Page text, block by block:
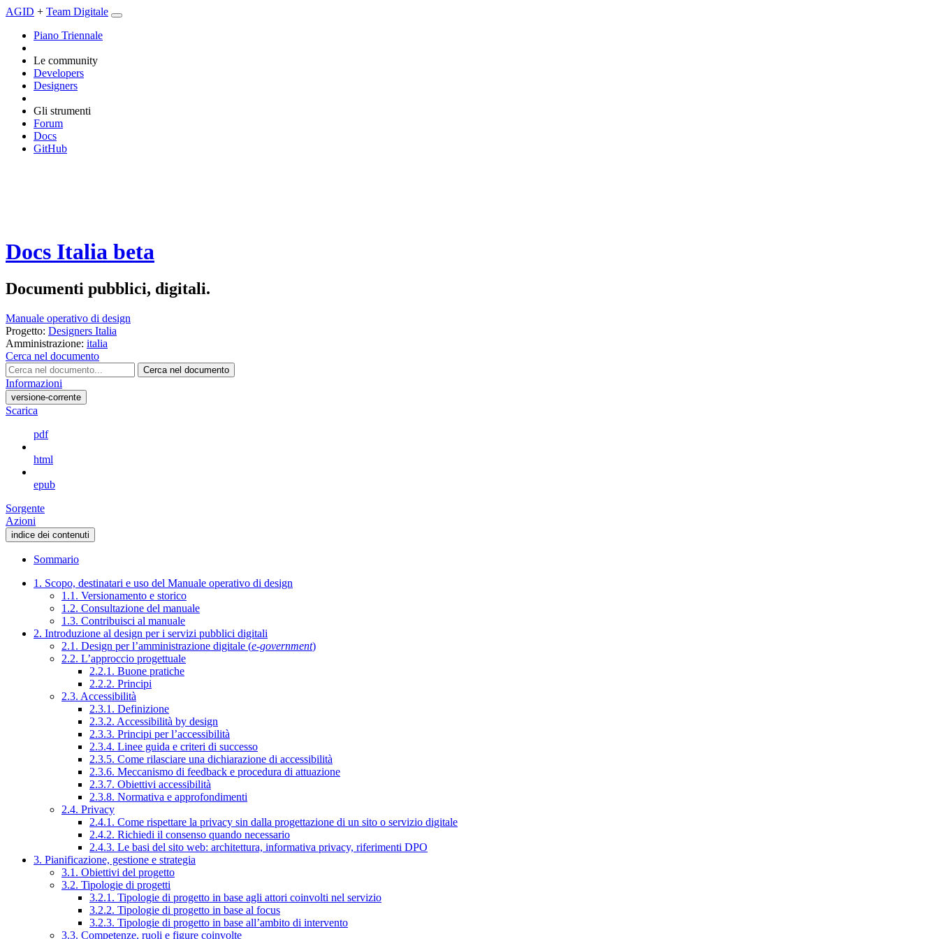
AGID + Team Digitale
Piano Triennale
Le community
Developers
Designers
Gli strumenti
Forum
Docs
GitHub
Docs Italia beta
Documenti pubblici, digitali.
Manuale operativo di design
Progetto: Designers Italia
Amministrazione: italia
Cerca nel documento
Cerca nel documento
Informazioni
versione-corrente
Scarica
pdf
html
epub
Sorgente
Azioni
indice dei contenuti
Sommario
1. Scopo, destinatari e uso del Manuale operativo di design
1.1. Versionamento e storico
1.2. Consultazione del manuale
1.3. Contribuisci al manuale
2. Introduzione al design per i servizi pubblici digitali
2.1. Design per l’amministrazione digitale (e-government)
2.2. L’approccio progettuale
2.2.1. Buone pratiche
2.2.2. Principi
2.3. Accessibilità
2.3.1. Definizione
2.3.2. Accessibilità by design
2.3.3. Principi per l’accessibilità
2.3.4. Linee guida e criteri di successo
2.3.5. Come rilasciare una dichiarazione di accessibilità
2.3.6. Meccanismo di feedback e procedura di attuazione
2.3.7. Obiettivi accessibilità
2.3.8. Normativa e approfondimenti
2.4. Privacy
2.4.1. Come rispettare la privacy sin dalla progettazione di un sito o servizio digitale
2.4.2. Richiedi il consenso quando necessario
2.4.3. Le basi del sito web: architettura, informativa privacy, riferimenti DPO
3. Pianificazione, gestione e strategia
3.1. Obiettivi del progetto
3.2. Tipologie di progetti
3.2.1. Tipologie di progetto in base agli attori coinvolti nel servizio
3.2.2. Tipologie di progetto in base al focus
3.2.3. Tipologie di progetto in base all’ambito di intervento
3.3. Competenze, ruoli e figure coinvolte